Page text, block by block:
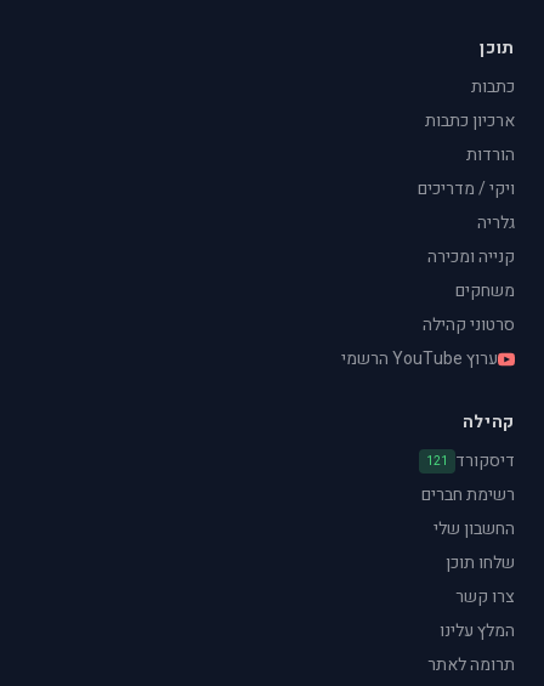
תוכן
כתבות
ארכיון כתבות
הורדות
ויקי / מדריכים
גלריה
קנייה ומכירה
משחקים
סרטוני קהילה
ערוץ YouTube הרשמי
קהילה
דיסקורד
121
רשימת חברים
החשבון שלי
שלחו תוכן
צרו קשר
המלץ עלינו
תרומה לאתר